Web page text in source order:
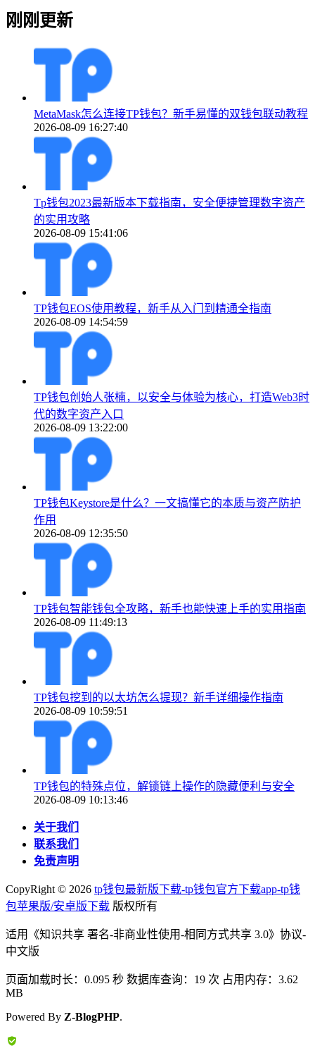
刚刚更新
MetaMask怎么连接TP钱包？新手易懂的双钱包联动教程
2026-08-09 16:27:40
Tp钱包2023最新版本下载指南，安全便捷管理数字资产
的实用攻略
2026-08-09 15:41:06
TP钱包EOS使用教程，新手从入门到精通全指南
2026-08-09 14:54:59
TP钱包创始人张楠，以安全与体验为核心，打造Web3时
代的数字资产入口
2026-08-09 13:22:00
TP钱包Keystore是什么？一文搞懂它的本质与资产防护
作用
2026-08-09 12:35:50
TP钱包智能钱包全攻略，新手也能快速上手的实用指南
2026-08-09 11:49:13
TP钱包挖到的以太坊怎么提现？新手详细操作指南
2026-08-09 10:59:51
TP钱包的特殊点位，解锁链上操作的隐藏便利与安全
2026-08-09 10:13:46
关于我们
联系我们
免责声明
CopyRight © 2026 tp钱包最新版下载-tp钱包官方下载app-tp钱
包苹果版/安卓版下载 版权所有
适用《知识共享 署名-非商业性使用-相同方式共享 3.0》协议-
中文版
页面加载时长：0.095 秒 数据库查询：19 次 占用内存：3.62
MB
Powered By Z-BlogPHP.